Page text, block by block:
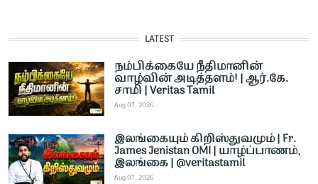
LATEST
நம்பிக்கையே நீதிமானின்
வாழ்வின் அடித்தளம்! | ஆர்.கே.
சாமி | Veritas Tamil
Aug 07, 2026
இலங்கையும் கிறிஸ்துவமும் | Fr.
James Jenistan OMI | யாழ்ப்பாணம்,
இலங்கை | @veritastamil ​
Aug 07, 2026